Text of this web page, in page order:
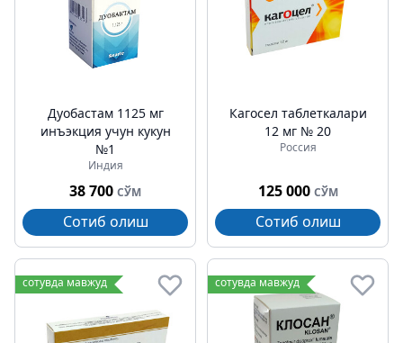
Дуобаcтам 1125 мг
инъэкция учун кукун
№1
Индия
38 700 СЎМ
Сотиб олиш
Кагоcел таблеткалари
12 мг № 20
Россия
125 000 СЎМ
Сотиб олиш
сотувда мавжуд сотувда мавжуд